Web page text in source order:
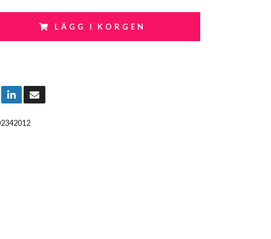
LÄGG I KORGEN